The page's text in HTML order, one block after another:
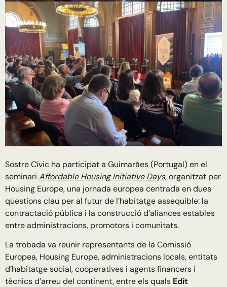
Sostre Cívic ha participat a Guimarães (Portugal) en el
seminari Affordable Housing Initiative Days, organitzat per
Housing Europe, una jornada europea centrada en dues
qüestions clau per al futur de l’habitatge assequible: la
contractació pública i la construcció d’aliances estables
entre administracions, promotors i comunitats.
La trobada va reunir representants de la Comissió
Europea, Housing Europe, administracions locals, entitats
d’habitatge social, cooperatives i agents financers i
tècnics d’arreu del continent, entre els quals Edit